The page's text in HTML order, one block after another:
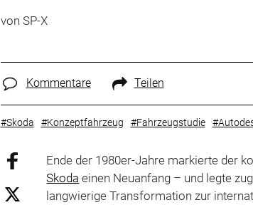
von SP-X
Kommentare Teilen
#Skoda #Konzeptfahrzeug #Fahrzeugstudie
Ende der 1980er-Jahre markierte der
Skoda einen Neuanfang – und legte
langwierige Transformation zur